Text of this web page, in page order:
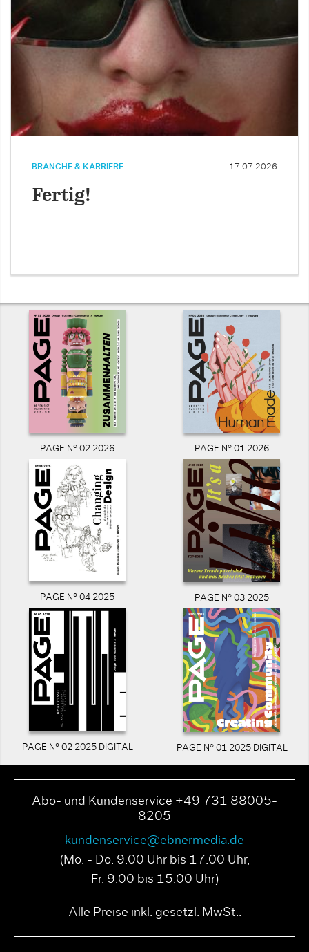
BRANCHE & KARRIERE 17.07.2026
Fertig!
PAGE N° 02 2026 PAGE N° 01 2026
PAGE N° 04 2025 PAGE N° 03 2025
PAGE N° 02 2025 DIGITAL PAGE N° 01 2025 DIGITAL
Abo- und Kundenservice +49 731 88005-
8205
kundenservice@ebnermedia.de
(Mo. - Do. 9.00 Uhr bis 17.00 Uhr,
Fr. 9.00 bis 15.00 Uhr)
Alle Preise inkl. gesetzl. MwSt..